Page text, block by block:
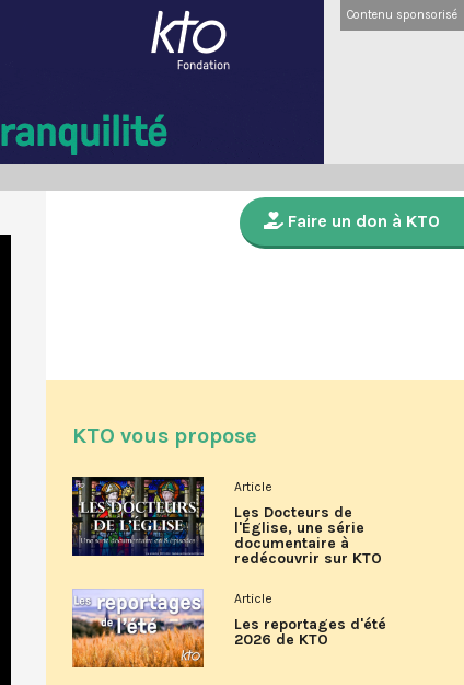
Contenu sponsorisé
Faire un don à KTO
KTO vous propose
Article
Les Docteurs de
l'Église, une série
documentaire à
redécouvrir sur KTO
Article
Les reportages d'été
2026 de KTO